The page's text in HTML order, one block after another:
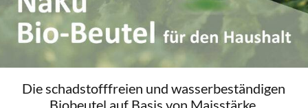
Die schadstofffreien und wasserbeständigen
Biobeutel auf Basis von Maisstärke.